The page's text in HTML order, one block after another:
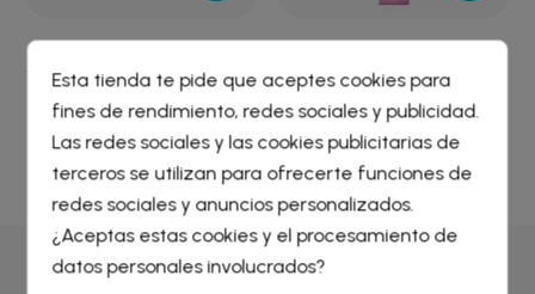
TOALLITAS HIGIENE ANAL...
7,19 €
INTIMO 30 ML
10,57 €
Crear lista de deseos
Nombre de la lista de deseos
Iniciar sesión
Debe iniciar sesión para guardar productos en su lista de
deseos.
Esta tienda te pide que aceptes cookies para
fines de rendimiento, redes sociales y publicidad.
Las redes sociales y las cookies publicitarias de
terceros se utilizan para ofrecerte funciones de
redes sociales y anuncios personalizados.
¿Aceptas estas cookies y el procesamiento de
datos personales involucrados?